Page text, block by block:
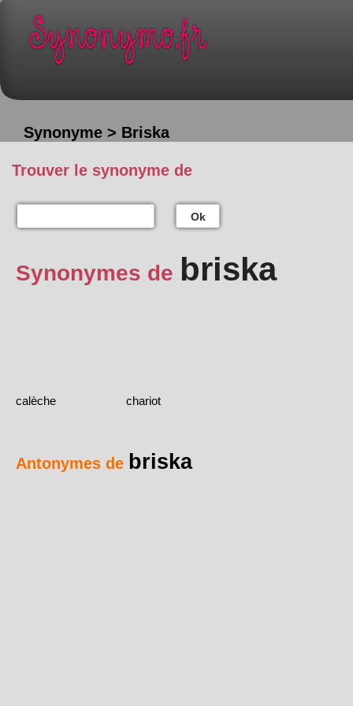
Synonyme > Briska
Trouver le synonyme de
Ok
Synonymes de briska
calèche chariot
Antonymes de briska